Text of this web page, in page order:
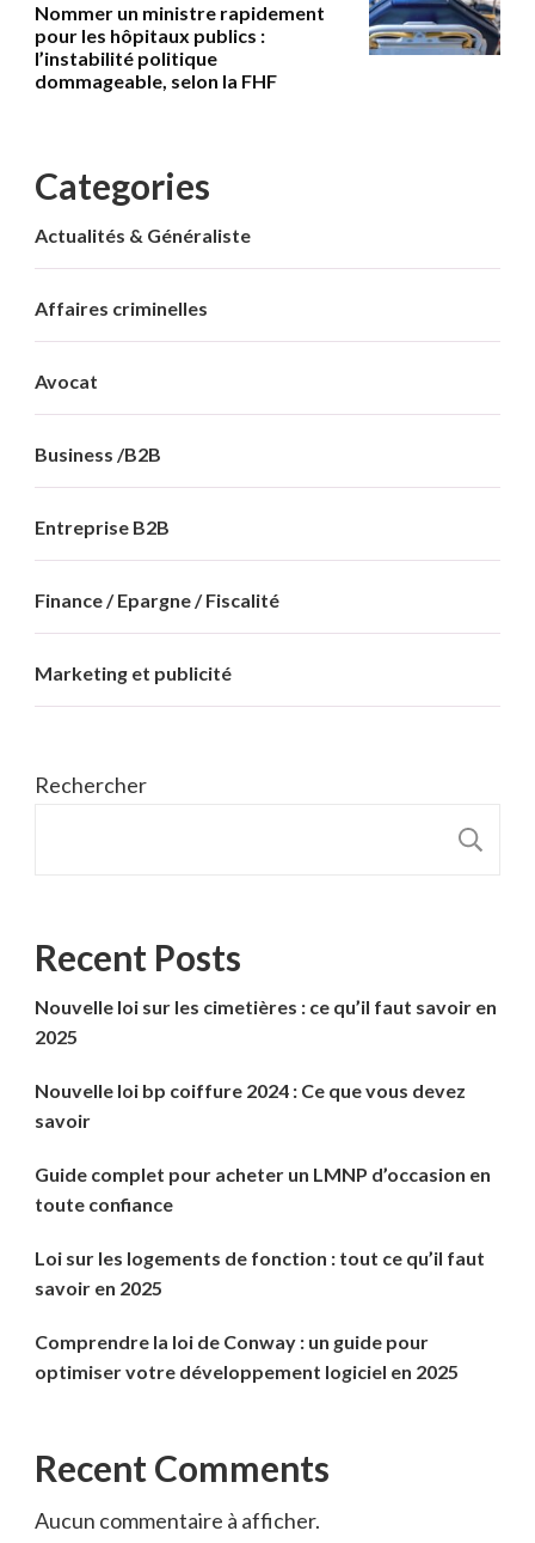
Nommer un ministre rapidement
pour les hôpitaux publics :
l’instabilité politique
dommageable, selon la FHF
Categories
Actualités & Généraliste
Affaires criminelles
Avocat
Business /B2B
Entreprise B2B
Finance / Epargne / Fiscalité
Marketing et publicité
Rechercher
Recent Posts
Nouvelle loi sur les cimetières : ce qu’il faut savoir en
2025
Nouvelle loi bp coiffure 2024 : Ce que vous devez
savoir
Guide complet pour acheter un LMNP d’occasion en
toute confiance
Loi sur les logements de fonction : tout ce qu’il faut
savoir en 2025
Comprendre la loi de Conway : un guide pour
optimiser votre développement logiciel en 2025
Recent Comments
Aucun commentaire à afficher.